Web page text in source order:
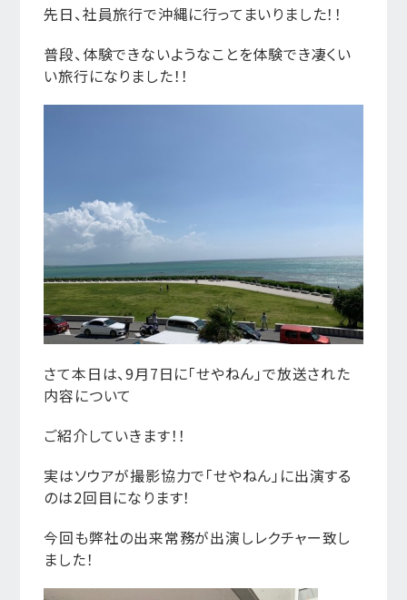
先日、社員旅行で沖縄に行ってまいりました！！
普段、体験できないようなことを体験でき凄くい
い旅行になりました！！
さて本日は、9月7日に「せやねん」で放送された
内容について
ご紹介していきます！！
実はソウアが撮影協力で「せやねん」に出演する
のは2回目になります！
今回も弊社の出来常務が出演しレクチャー致し
ました！